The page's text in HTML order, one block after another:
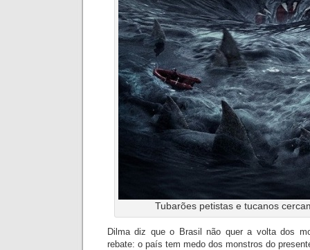
Tubarões petistas e tucanos
Dilma diz que o Brasil não quer a volta dos
rebate: o país tem medo dos monstros do